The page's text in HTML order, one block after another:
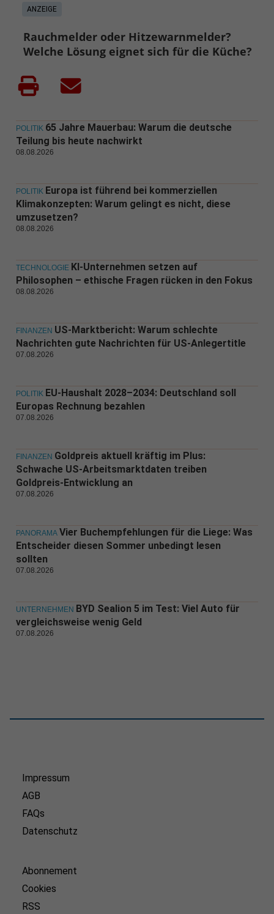
ANZEIGE
Rauchmelder oder Hitzewarnmelder?
Welche Lösung eignet sich für die Küche?
POLITIK 65 Jahre Mauerbau: Warum die deutsche
Teilung bis heute nachwirkt
08.08.2026
POLITIK Europa ist führend bei kommerziellen
Klimakonzepten: Warum gelingt es nicht, diese
umzusetzen?
08.08.2026
TECHNOLOGIE KI-Unternehmen setzen auf
Philosophen – ethische Fragen rücken in den Fokus
08.08.2026
FINANZEN US-Marktbericht: Warum schlechte
Nachrichten gute Nachrichten für US-Anlegertitle
07.08.2026
POLITIK EU-Haushalt 2028–2034: Deutschland soll
Europas Rechnung bezahlen
07.08.2026
FINANZEN Goldpreis aktuell kräftig im Plus:
Schwache US-Arbeitsmarktdaten treiben
Goldpreis-Entwicklung an
07.08.2026
PANORAMA Vier Buchempfehlungen für die Liege: Was
Entscheider diesen Sommer unbedingt lesen
sollten
07.08.2026
UNTERNEHMEN BYD Sealion 5 im Test: Viel Auto für
vergleichsweise wenig Geld
07.08.2026
Impressum
AGB
FAQs
Datenschutz
Abonnement
Cookies
RSS